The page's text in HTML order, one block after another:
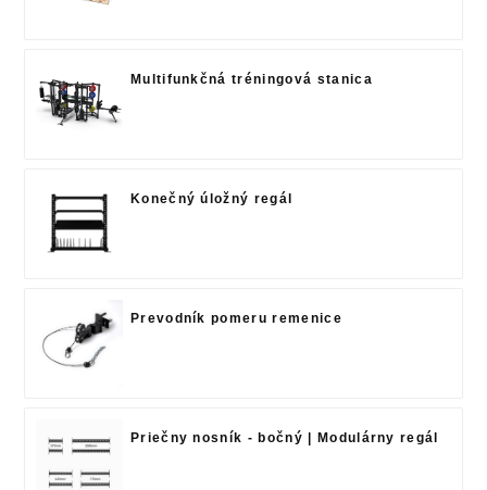
Multifunkčná tréningová stanica
Konečný úložný regál
Prevodník pomeru remenice
Priečny nosník - bočný | Modulárny regál